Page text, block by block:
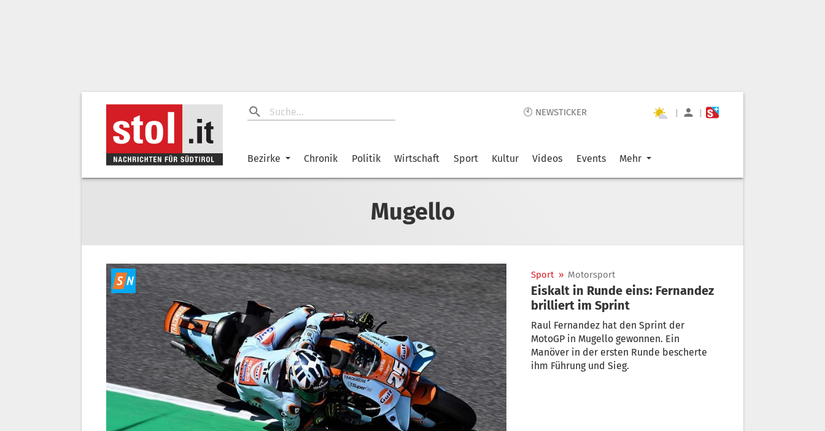
🕙 NEWSTICKER | |
Bezirke Chronik Politik Wirtschaft Sport Kultur Videos Events Mehr
Mugello
Sport » Motorsport
Eiskalt in Runde eins: Fernandez
brilliert im Sprint
Raul Fernandez hat den Sprint der
MotoGP in Mugello gewonnen. Ein
Manöver in der ersten Runde bescherte
ihm Führung und Sieg.